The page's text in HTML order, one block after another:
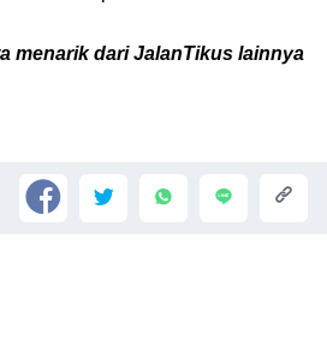
menarik dari JalanTikus lainnya